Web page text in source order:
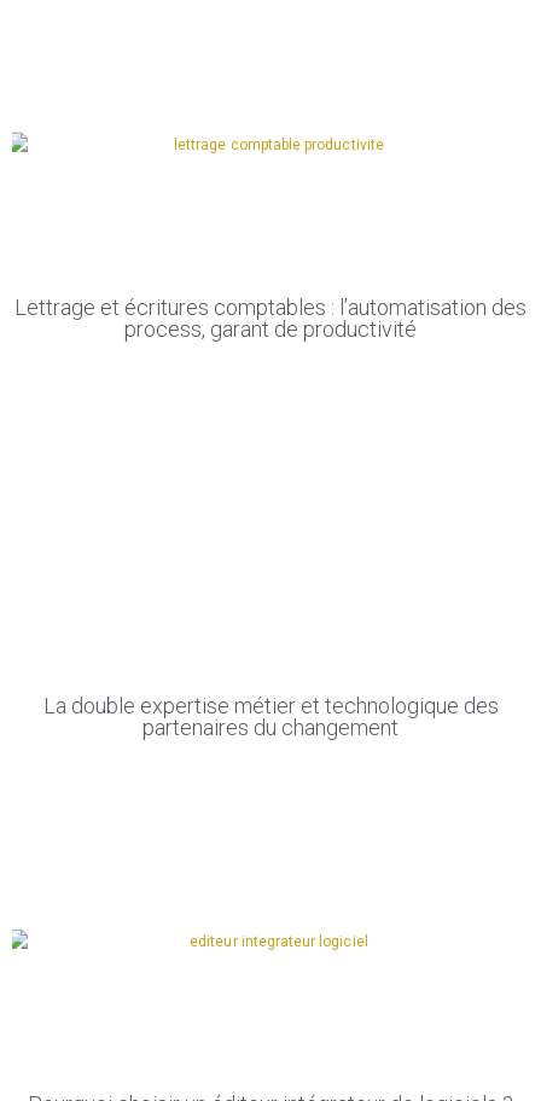
Lettrage et écritures comptables : l’automatisation des
process, garant de productivité
La double expertise métier et technologique des
partenaires du changement